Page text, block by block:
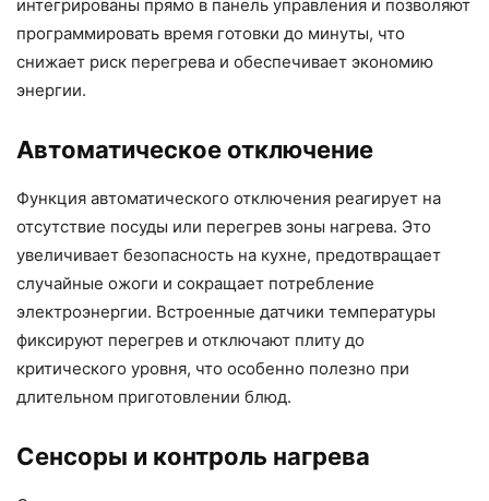
интегрированы прямо в панель управления и позволяют
программировать время готовки до минуты, что
снижает риск перегрева и обеспечивает экономию
энергии.
Автоматическое отключение
Функция автоматического отключения реагирует на
отсутствие посуды или перегрев зоны нагрева. Это
увеличивает безопасность на кухне, предотвращает
случайные ожоги и сокращает потребление
электроэнергии. Встроенные датчики температуры
фиксируют перегрев и отключают плиту до
критического уровня, что особенно полезно при
длительном приготовлении блюд.
Сенсоры и контроль нагрева